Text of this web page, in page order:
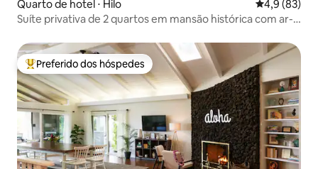
Quarto de hotel ⋅ Hilo 4,9 de uma
4,9 (83)
Suíte privativa de 2 quartos em mansão histórica com ar-
Entre os melhores preferidos dos hóspedes
Preferido dos hóspedes